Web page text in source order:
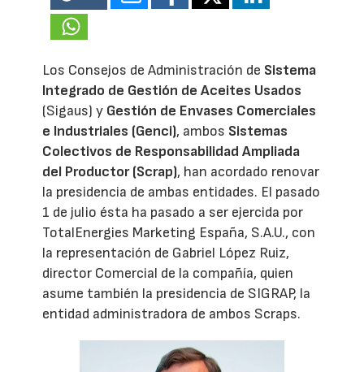
Los Consejos de Administración de Sistema
Integrado de Gestión de Aceites Usados
(Sigaus) y Gestión de Envases Comerciales
e Industriales (Genci), ambos Sistemas
Colectivos de Responsabilidad Ampliada
del Productor (Scrap), han acordado renovar
la presidencia de ambas entidades. El pasado
1 de julio ésta ha pasado a ser ejercida por
TotalEnergies Marketing España, S.A.U., con
la representación de Gabriel López Ruiz,
director Comercial de la compañía, quien
asume también la presidencia de SIGRAP, la
entidad administradora de ambos Scraps.